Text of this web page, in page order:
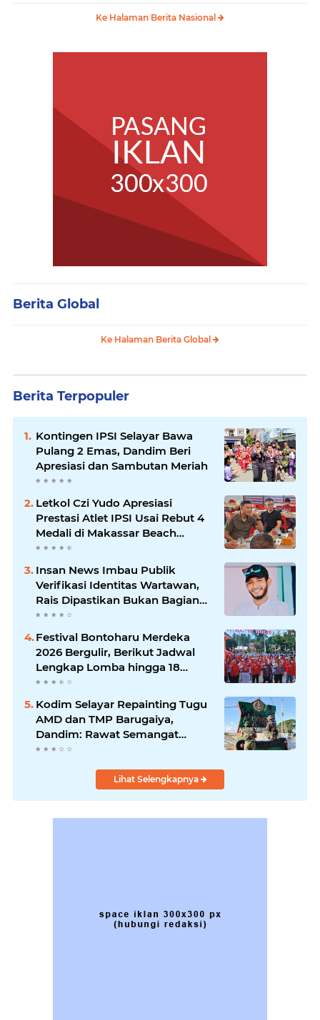
Ke Halaman Berita Nasional
Berita Global
Ke Halaman Berita Global
Berita Terpopuler
Kontingen IPSI Selayar Bawa
Pulang 2 Emas, Dandim Beri
Apresiasi dan Sambutan Meriah
Letkol Czi Yudo Apresiasi
Prestasi Atlet IPSI Usai Rebut 4
Medali di Makassar Beach
Championship
Insan News Imbau Publik
Verifikasi Identitas Wartawan,
Rais Dipastikan Bukan Bagian
Redaksi
Festival Bontoharu Merdeka
2026 Bergulir, Berikut Jadwal
Lengkap Lomba hingga 18
Agustus
Kodim Selayar Repainting Tugu
AMD dan TMP Barugaiya,
Dandim: Rawat Semangat
Nasionalisme
Lihat Selengkapnya